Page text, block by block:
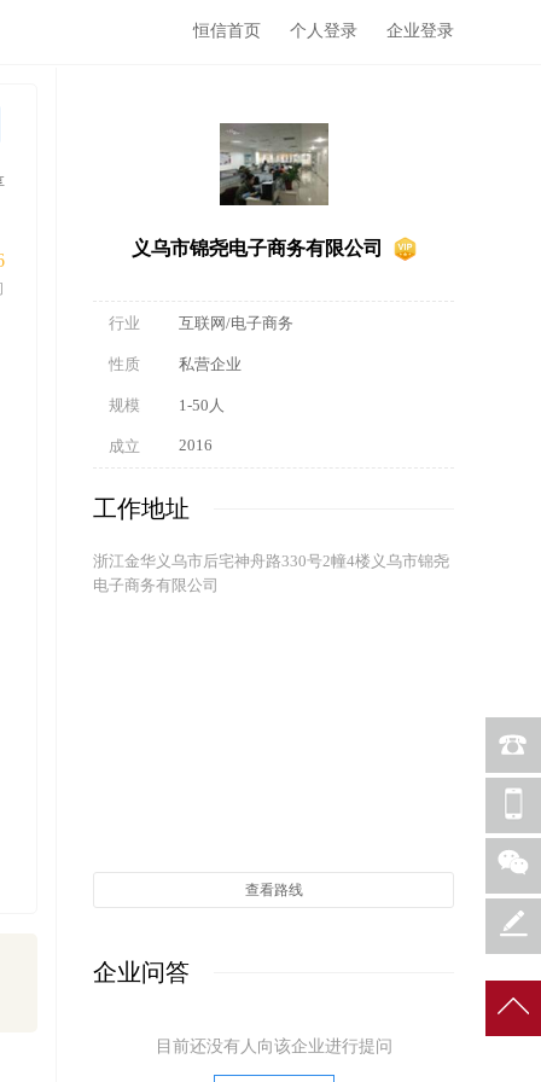
恒信首页 个人登录 企业登录
义乌市锦尧电子商务有限公司
行业 互联网/电子商务
性质 私营企业
规模 1-50人
成立 2016
工作地址
浙江金华义乌市后宅神舟路330号2幢4楼义乌市锦尧
电子商务有限公司
查看路线
企业问答
目前还没有人向该企业进行提问